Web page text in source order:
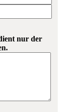
nur der